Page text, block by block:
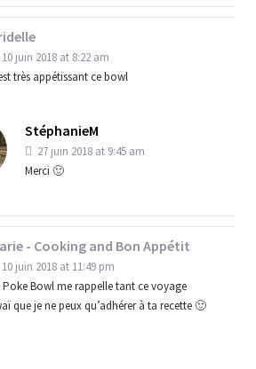
10 juin 2018 at 8:22 am
très appétissant ce bowl
StéphanieM
27 juin 2018 at 9:45 am
Merci 🙂
- Cooking and Bon Appétit
10 juin 2018 at 11:49 pm
Poke Bowl me rappelle tant ce voyage
que je ne peux qu’adhérer à ta recette 🙂